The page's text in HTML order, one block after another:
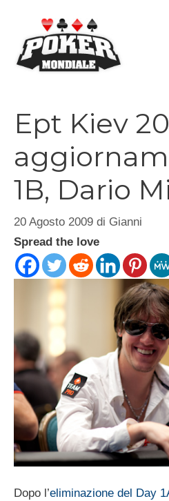
contenuto
Ept Kiev
1B, Dario
20 Agosto 2009 di Gianni
Spread the love
Dopo l’eliminazione del Day